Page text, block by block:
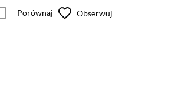
Porównaj Obserwuj